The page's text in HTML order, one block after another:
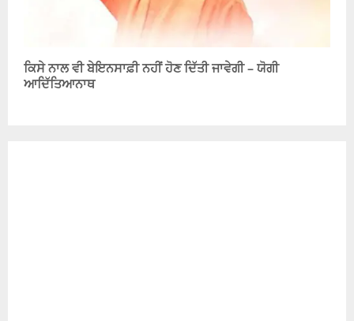
ਕਿਸੇ ਨਾਲ ਵੀ ਬੇਇਨਸਾਫ਼ੀ ਨਹੀਂ ਹੋਣ ਦਿੱਤੀ ਜਾਵੇਗੀ – ਯੋਗੀ
ਆਦਿੱਤਿਆਨਾਥ